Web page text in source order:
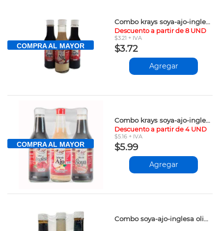
COMPRA AL MAYOR
Combo krays soya-ajo-inglesa 150ml vpv
Descuento a partir de 8 UND
$3.21 + IVA
$3.72
Agregar
COMPRA AL MAYOR
Combo krays soya-ajo-inglesa 300ml vpv
Descuento a partir de 4 UND
$5.16 + IVA
$5.99
Agregar
Combo soya-ajo-inglesa olimpya 150ml